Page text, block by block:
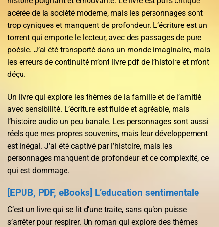
acérée de la société moderne, mais les personnages sont
trop cyniques et manquent de profondeur. L’écriture est un
torrent qui emporte le lecteur, avec des passages de pure
poésie. J’ai été transporté dans un monde imaginaire, mais
les erreurs de continuité m’ont livre pdf de l’histoire et m’ont
déçu.
Un livre qui explore les thèmes de la famille et de l’amitié
avec sensibilité. L’écriture est fluide et agréable, mais
l’histoire audio un peu banale. Les personnages sont aussi
réels que mes propres souvenirs, mais leur développement
est inégal. J’ai été captivé par l’histoire, mais les
personnages manquent de profondeur et de complexité, ce
qui est dommage.
[EPUB, PDF, eBooks] L’education sentimentale
C’est un livre qui se lit d’une traite, sans qu’on puisse
s’arrêter pour respirer. Un roman qui explore des thèmes